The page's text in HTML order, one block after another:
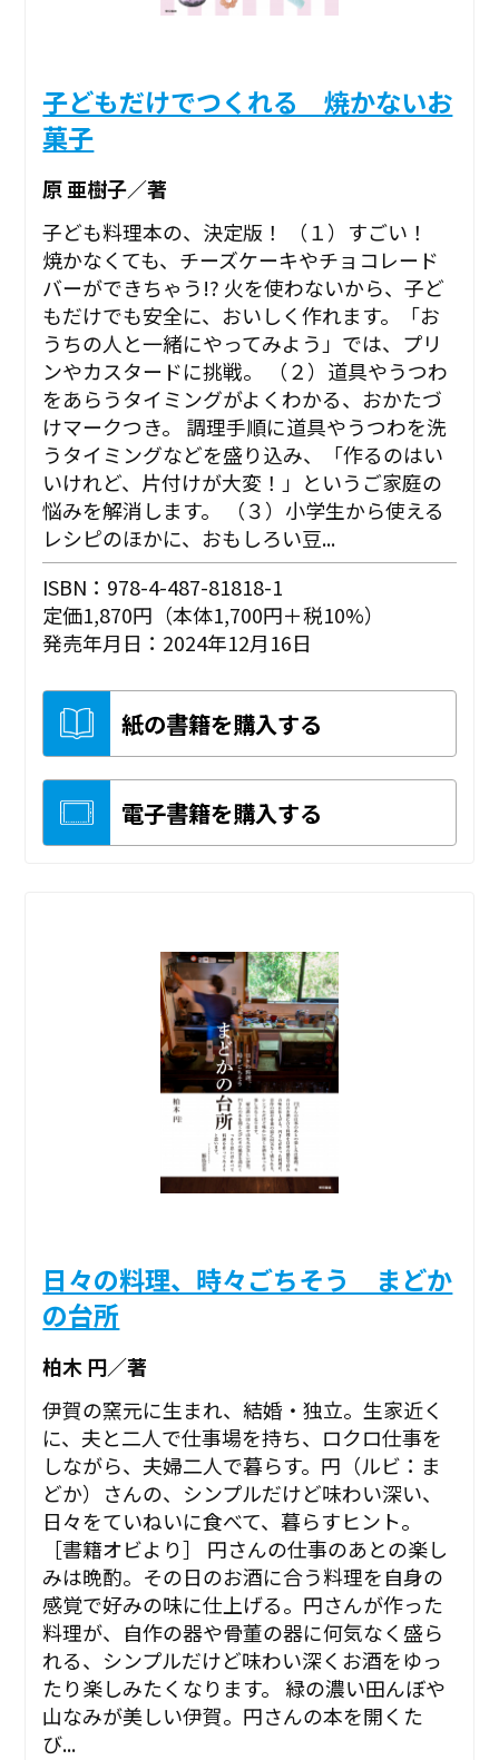
子どもだけでつくれる 焼かないお
菓子
原 亜樹子／著
子ども料理本の、決定版！ （１）すごい！
焼かなくても、チーズケーキやチョコレード
バーができちゃう!? 火を使わないから、子ど
もだけでも安全に、おいしく作れます。「お
うちの人と一緒にやってみよう」では、プリ
ンやカスタードに挑戦。 （２）道具やうつわ
をあらうタイミングがよくわかる、おかたづ
けマークつき。 調理手順に道具やうつわを洗
うタイミングなどを盛り込み、「作るのはい
いけれど、片付けが大変！」というご家庭の
悩みを解消します。 （３）小学生から使える
レシピのほかに、おもしろい豆...
ISBN：978-4-487-81818-1
定価1,870円（本体1,700円＋税10%）
発売年月日：2024年12月16日
紙の書籍を購入する
電子書籍を購入する
日々の料理、時々ごちそう まどか
の台所
柏木 円／著
伊賀の窯元に生まれ、結婚・独立。生家近く
に、夫と二人で仕事場を持ち、ロクロ仕事を
しながら、夫婦二人で暮らす。円（ルビ：ま
どか）さんの、シンプルだけど味わい深い、
日々をていねいに食べて、暮らすヒント。
［書籍オビより］ 円さんの仕事のあとの楽し
みは晩酌。その日のお酒に合う料理を自身の
感覚で好みの味に仕上げる。円さんが作った
料理が、自作の器や骨董の器に何気なく盛ら
れる、シンプルだけど味わい深くお酒をゆっ
たり楽しみたくなります。 緑の濃い田んぼや
山なみが美しい伊賀。円さんの本を開くた
び...